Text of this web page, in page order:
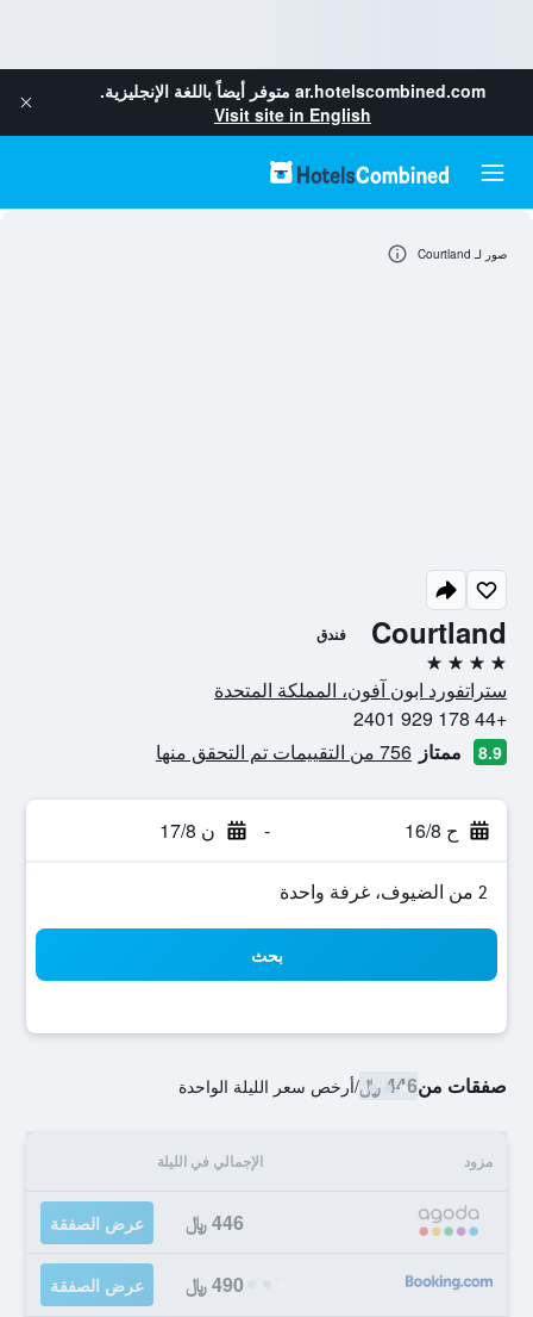
ar.hotelscombined.com متوفر أيضاً باللغة الإنجليزية.
Visit site in English
Courtland فندق
4 نجوم
ستراتفورد ابون آفون، المملكة المتحدة
+44 178 929 2401
8.9 ممتاز 756 من التقييمات تم التحقق منها
ح 16/8 - ن 17/8
2 من الضيوف، غرفة واحدة
بحث
صفقات من446 ﷼ /أرخص سعر الليلة الواحدة
مزود الإجمالي في الليلة
446 ﷼ عرض الصفقة
490 ﷼ عرض الصفقة
صور لـ Courtland